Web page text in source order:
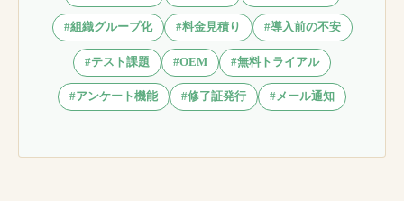
#組織グループ化 #料金見積り #導入前の不安
#テスト課題 #OEM #無料トライアル
#アンケート機能 #修了証発行 #メール通知